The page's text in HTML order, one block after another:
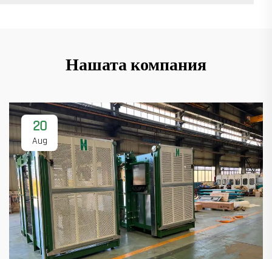
Нашата компания
20
Aug